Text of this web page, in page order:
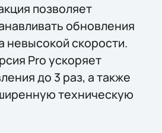
позволяет
обновления
невысокой скорости.
Pro ускоряет
до 3 раз, а также
техническую